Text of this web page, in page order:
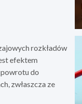
rozkładów
efektem
do
zwłaszcza ze